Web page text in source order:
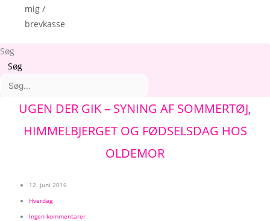
mig /
brevkasse
Søg
Søg
UGEN DER GIK – SYNING AF SOMMERTØJ,
HIMMELBJERGET OG FØDSELSDAG HOS
OLDEMOR
12. juni 2016
Hverdag
Ingen kommentarer
Arkiver
Kategorier